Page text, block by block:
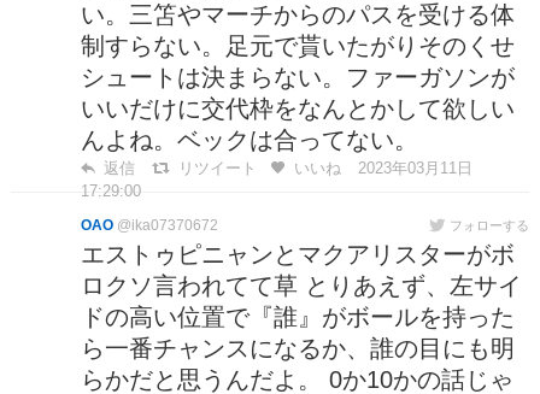
い。三笘やマーチからのパスを受ける体
制すらない。足元で貰いたがりそのくせ
シュートは決まらない。ファーガソンが
いいだけに交代枠をなんとかして欲しい
んよね。ベックは合ってない。
返信 リツイート いいね
2023年03月11日
17:29:00
OAO @ika07370672 フォローする
エストゥピニャンとマクアリスターがボ
ロクソ言われてて草 とりあえず、左サイ
ドの高い位置で『誰』がボールを持った
ら一番チャンスになるか、誰の目にも明
らかだと思うんだよ。 0か10かの話じゃ